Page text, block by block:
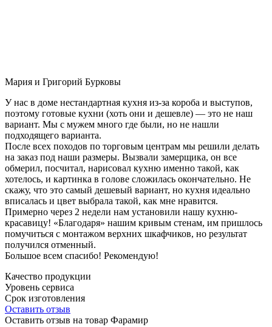
Мария и Григорий Бурковы
У нас в доме нестандартная кухня из-за короба и выступов,
поэтому готовые кухни (хоть они и дешевле) — это не наш
вариант. Мы с мужем много где были, но не нашли
подходящего варианта.
После всех походов по торговым центрам мы решили делать
на заказ под наши размеры. Вызвали замерщика, он все
обмерил, посчитал, нарисовал кухню именно такой, как
хотелось, и картинка в голове сложилась окончательно. Не
скажу, что это самый дешевый вариант, но кухня идеально
вписалась и цвет выбрала такой, как мне нравится.
Примерно через 2 недели нам установили нашу кухню-
красавицу! «Благодаря» нашим кривым стенам, им пришлось
помучиться с монтажом верхних шкафчиков, но результат
получился отменный.
Большое всем спасибо! Рекомендую!
Качество продукции
Уровень сервиса
Срок изготовления
Оставить отзыв
Оставить отзыв на товар Фарамир